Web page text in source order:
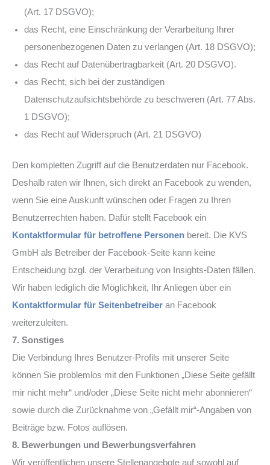
(Art. 17 DSGVO);
das Recht, eine Einschränkung der Verarbeitung Ihrer
personenbezogenen Daten zu verlangen (Art. 18 DSGVO);
das Recht auf Datenübertragbarkeit (Art. 20 DSGVO).
das Recht, sich bei der zuständigen
Datenschutzaufsichtsbehörde zu beschweren (Art. 77 Abs.
1 DSGVO);
das Recht auf Widerspruch (Art. 21 DSGVO)
Den kompletten Zugriff auf die Benutzerdaten nur Facebook.
Deshalb raten wir Ihnen, sich direkt an Facebook zu wenden,
wenn Sie eine Auskunft wünschen oder Fragen zu Ihren
Benutzerrechten haben. Dafür stellt Facebook ein
Kontaktformular für betroffene Personen bereit. Die KVS
GmbH als Betreiber der Facebook-Seite kann keine
Entscheidung bzgl. der Verarbeitung von Insights-Daten fällen.
Wir haben lediglich die Möglichkeit, Ihr Anliegen über ein
Kontaktformular für Seitenbetreiber an Facebook
weiterzuleiten.
7. Sonstiges
Die Verbindung Ihres Benutzer-Profils mit unserer Seite
können Sie problemlos mit den Funktionen „Diese Seite gefällt
mir nicht mehr“ und/oder „Diese Seite nicht mehr abonnieren“
sowie durch die Zurücknahme von „Gefällt mir“-Angaben von
Beiträge bzw. Fotos auflösen.
8. Bewerbungen und Bewerbungsverfahren
Wir veröffentlichen unsere Stellenangebote auf sowohl auf